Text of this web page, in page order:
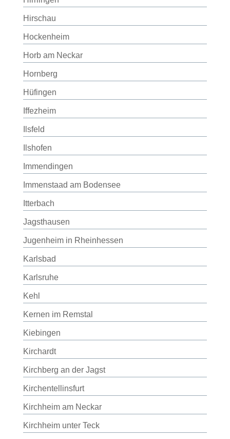
Hirschau
Hockenheim
Horb am Neckar
Hornberg
Hüfingen
Iffezheim
Ilsfeld
Ilshofen
Immendingen
Immenstaad am Bodensee
Itterbach
Jagsthausen
Jugenheim in Rheinhessen
Karlsbad
Karlsruhe
Kehl
Kernen im Remstal
Kiebingen
Kirchardt
Kirchberg an der Jagst
Kirchentellinsfurt
Kirchheim am Neckar
Kirchheim unter Teck